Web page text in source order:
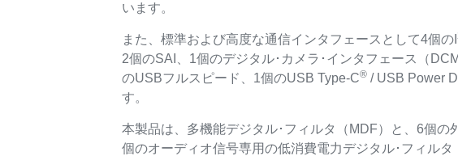
います。
また、標準および高度な通信インタフェースとして4個のI
2個のSAI、1個のデジタル･カメラ･インタフェース（
のUSBフルスピード、1個のUSB Type-C® / USB Power
す。
本製品は、多機能デジタル･フィルタ（MDF）と、6個
個のオーディオ信号専用の低消費電力デジタル･フィル